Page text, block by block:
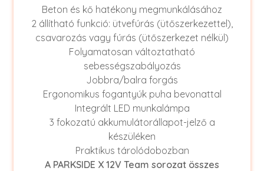
Beton és kő hatékony megmunkálásához
2 állítható funkció: ütvefúrás (ütőszerkezettel),
csavarozás vagy fúrás (ütőszerkezet nélkül)
Folyamatosan változtatható
sebességszabályozás
Jobbra/balra forgás
Ergonomikus fogantyúk puha bevonattal
Integrált LED munkalámpa
3 fokozatú akkumulátorállapot-jelző a
készüléken
Praktikus tárolódobozban
A PARKSIDE X 12V Team sorozat összes